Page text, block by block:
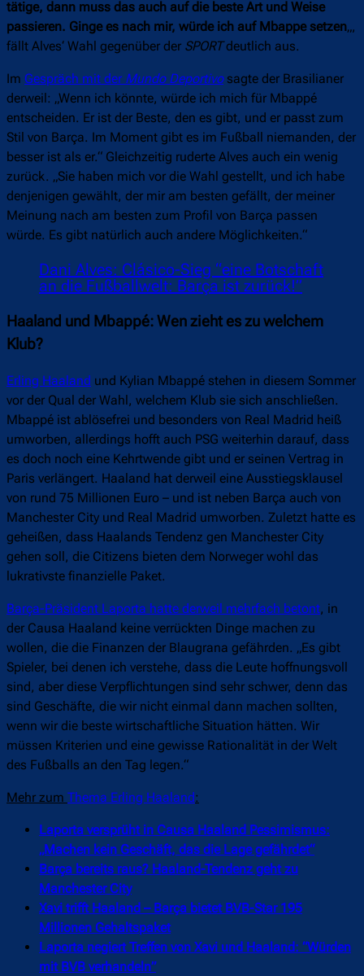
tätige, dann muss das auch auf die beste Art und Weise
passieren. Ginge es nach mir, würde ich auf Mbappe setzen„,
fällt Alves‘ Wahl gegenüber der SPORTdeutlich aus.
Im Gespräch mit der Mundo Deportivosagte der Brasilianer
derweil: „Wenn ich könnte, würde ich mich für Mbappé
entscheiden. Er ist der Beste, den es gibt, und er passt zum
Stil von Barça. Im Moment gibt es im Fußball niemanden, der
besser ist als er.“ Gleichzeitig ruderte Alves auch ein wenig
zurück. „Sie haben mich vor die Wahl gestellt, und ich habe
denjenigen gewählt, der mir am besten gefällt, der meiner
Meinung nach am besten zum Profil von Barça passen
würde. Es gibt natürlich auch andere Möglichkeiten.“
Dani Alves: Clásico-Sieg “eine Botschaft
an die Fußballwelt: Barça ist zurück!”
Haaland und Mbappé: Wen zieht es zu welchem
Klub?
Erling Haaland und Kylian Mbappé stehen in diesem Sommer
vor der Qual der Wahl, welchem Klub sie sich anschließen.
Mbappé ist ablösefrei und besonders von Real Madrid heiß
umworben, allerdings hofft auch PSG weiterhin darauf, dass
es doch noch eine Kehrtwende gibt und er seinen Vertrag in
Paris verlängert. Haaland hat derweil eine Ausstiegsklausel
von rund 75 Millionen Euro – und ist neben Barça auch von
Manchester City und Real Madrid umworben. Zuletzt hatte es
geheißen, dass Haalands Tendenz gen Manchester City
gehen soll, die Citizens bieten dem Norweger wohl das
lukrativste finanzielle Paket.
Barça-Präsident Laporta hatte derweil mehrfach betont, in
der Causa Haaland keine verrückten Dinge machen zu
wollen, die die Finanzen der Blaugrana gefährden. „Es gibt
Spieler, bei denen ich verstehe, dass die Leute hoffnungsvoll
sind, aber diese Verpflichtungen sind sehr schwer, denn das
sind Geschäfte, die wir nicht einmal dann machen sollten,
wenn wir die beste wirtschaftliche Situation hätten. Wir
müssen Kriterien und eine gewisse Rationalität in der Welt
des Fußballs an den Tag legen.“
Mehr zum Thema Erling Haaland:
Laporta versprüht in Causa Haaland Pessimismus:
„Machen kein Geschäft, das die Lage gefährdet“
Barça bereits raus? Haaland-Tendenz geht zu
Manchester City
Xavi trifft Haaland – Barça bietet BVB-Star 195
Millionen Gehaltspaket
Laporta negiert Treffen von Xavi und Haaland: “Würden
mit BVB verhandeln”